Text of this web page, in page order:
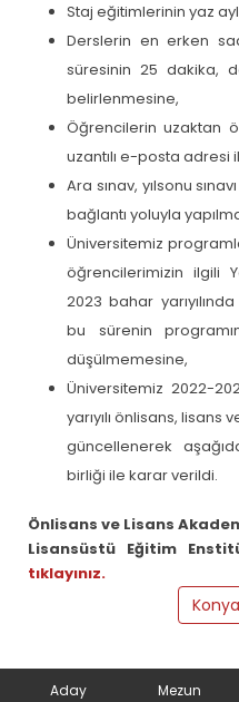
Staj eğitimlerinin yaz
Derslerin en erken
süresinin 25 dakika,
belirlenmesine,
Öğrencilerin uzaktan
uzantılı e-posta adresi
Ara sınav, yılsonu
bağlantı yoluyla
Üniversitemiz
öğrencilerimizin ilgili
2023 bahar
bu sürenin
düşülmemesine,
Üniversitemiz 2022-
yarıyılı önlisans,
güncellenerek
birliği ile karar verildi.
Önlisans ve Lisans Akad
Lisansüstü Eğitim
tıklayınız.
Aday Mezun